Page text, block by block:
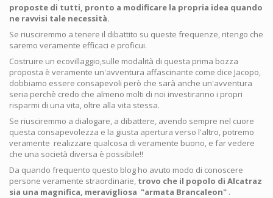
proposte di tutti, pronto a modificare la propria idea quando
ne ravvisi tale necessità.
Se riusciremmo a tenere il dibattito su queste frequenze, ritengo che
saremo veramente efficaci e proficui.
Costruire un ecovillaggio,sulle modalità di questa prima bozza
proposta è veramente un'avventura affascinante come dice Jacopo,
dobbiamo essere consapevoli però che sarà anche un'avventura
seria perchè credo che almeno molti di noi investiranno i propri
risparmi di una vita, oltre alla vita stessa.
Se riusciremmo a dialogare, a dibattere, avendo sempre nel cuore
questa consapevolezza e la giusta apertura verso l'altro, potremo
veramente realizzare qualcosa di veramente buono, e far vedere
che una società diversa è possibile!!
Da quando frequento questo blog ho avuto modo di conoscere
persone veramente straordinarie, trovo che il popolo di Alcatraz
sia una magnifica, meravigliosa "armata Brancaleon" .